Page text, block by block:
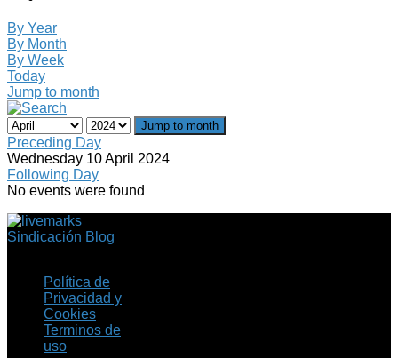
By Year
By Month
By Week
Today
Jump to month
Jump to month
Preceding Day
Wednesday 10 April 2024
Following Day
No events were found
Sindicación Blog
Política de
Privacidad y
Cookies
Terminos de
uso